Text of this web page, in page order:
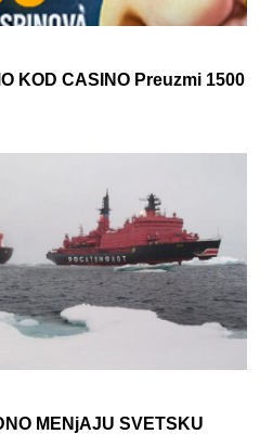
KOD CASINO Preuzmi 1500
MENjAJU SVETSKU